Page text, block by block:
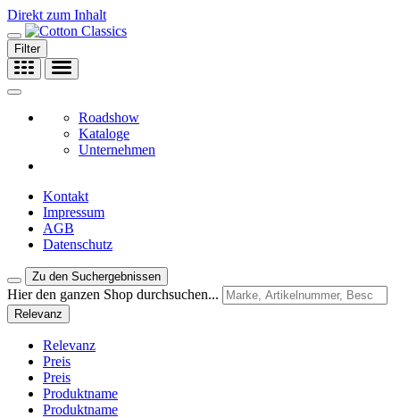
Direkt zum Inhalt
Filter
Roadshow
Kataloge
Unternehmen
Kontakt
Impressum
AGB
Datenschutz
Zu den Suchergebnissen
Hier den ganzen Shop durchsuchen...
Relevanz
Relevanz
Preis
Preis
Produktname
Produktname